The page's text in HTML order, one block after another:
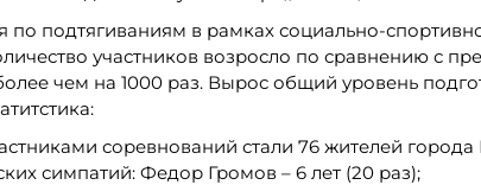
по подтягиваниям в рамках социально-
участников возросло по сравнению с
чем на 1000 раз. Вырос общий уровень
соревнований стали 76 жителей
симпатий: Федор Громов – 6 лет (20 раз);